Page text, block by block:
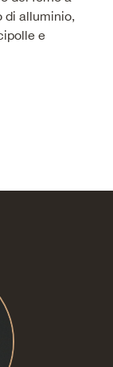
di alluminio,
e